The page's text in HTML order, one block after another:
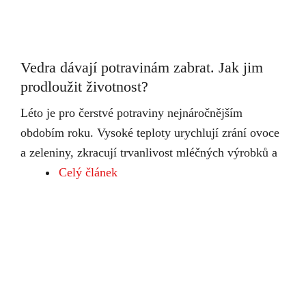
Vedra dávají potravinám zabrat. Jak jim
prodloužit životnost?
Léto je pro čerstvé potraviny nejnáročnějším
obdobím roku. Vysoké teploty urychlují zrání ovoce
a zeleniny, zkracují trvanlivost mléčných výrobků a
Celý článek